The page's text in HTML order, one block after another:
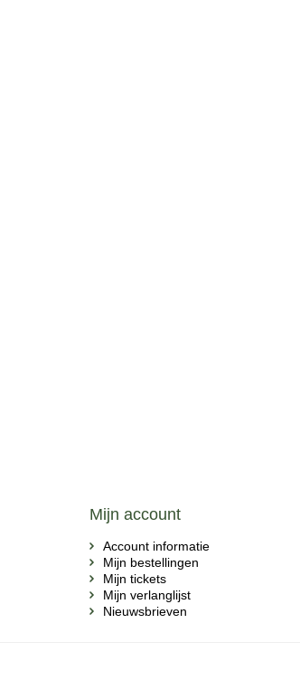
Mijn account
Account informatie
Mijn bestellingen
Mijn tickets
Mijn verlanglijst
Nieuwsbrieven